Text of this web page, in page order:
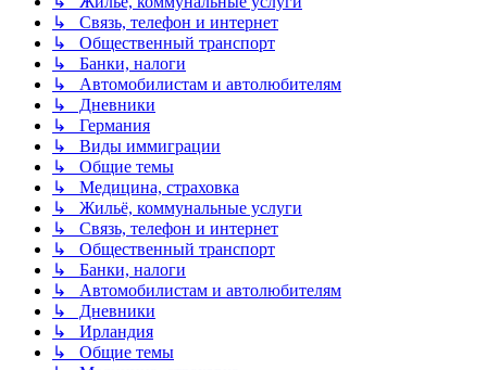
↳ Связь, телефон и интернет
↳ Общественный транспорт
↳ Банки, налоги
↳ Автомобилистам и автолюбителям
↳ Дневники
↳ Германия
↳ Виды иммиграции
↳ Общие темы
↳ Медицина, страховка
↳ Жильё, коммунальные услуги
↳ Связь, телефон и интернет
↳ Общественный транспорт
↳ Банки, налоги
↳ Автомобилистам и автолюбителям
↳ Дневники
↳ Ирландия
↳ Общие темы